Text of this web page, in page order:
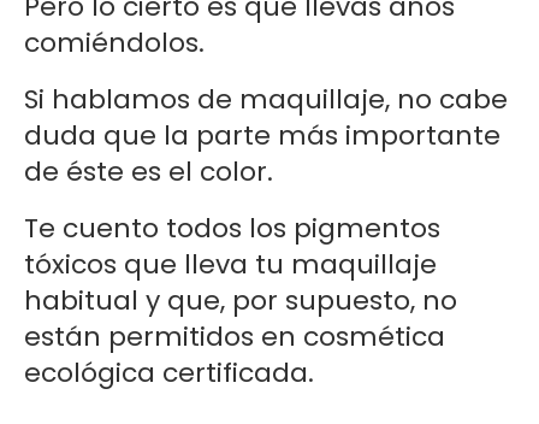
comiéndolos.
Si hablamos de maquillaje, no cabe
duda que la parte más importante
de éste es el color.
Te cuento todos los pigmentos
tóxicos que lleva tu maquillaje
habitual y que, por supuesto, no
están permitidos en cosmética
ecológica certificada.